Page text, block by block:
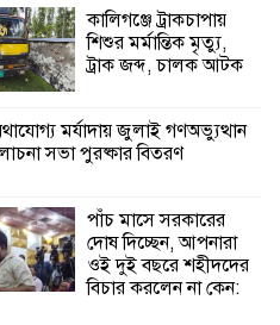
নিখোঁজ জেলের মরদেহ অবশেষে
নদীতে
শ্রীউলা ইউনিয়ন
অনুষ্ঠিত
জলবায়ু সহনশীল জনগোষ্ঠী গঠনে
শিখন ও অভিজ্ঞতা
কালিগঞ্জে ট্রাকচাপায়
শিশুর মর্মান্তিক মৃত্যু,
ট্রাক জব্দ, চালক আটক
মর্যাদায় জুলাই গণঅভ্যুত্থান
সভা পুরষ্কার বিতরণ
পাঁচ মাসে সরকারের
দোষ দিচ্ছেন, আপনারা
ওই দুই বছরে শহীদদের
বিচার করলেন না কেন: